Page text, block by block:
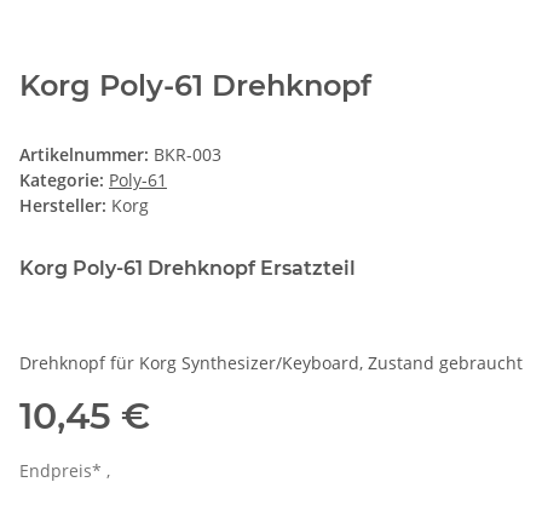
Korg Poly-61 Drehknopf
Artikelnummer: BKR-003
Kategorie: Poly-61
Hersteller: Korg
Korg Poly-61 Drehknopf Ersatzteil
Drehknopf für Korg Synthesizer/Keyboard, Zustand gebraucht
10,45 €
Endpreis* ,